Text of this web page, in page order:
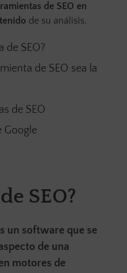
de SEO en
de su análisis.
de SEO?
de SEO sea la
de SEO
Google
SEO?
un software que se
de una
motores de